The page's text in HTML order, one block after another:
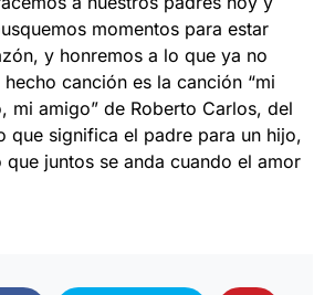
momentos para estar
y honremos a lo que ya no
canción es la canción “mi
mi amigo” de Roberto Carlos, del
que significa el padre para un hijo,
juntos se anda cuando el amor